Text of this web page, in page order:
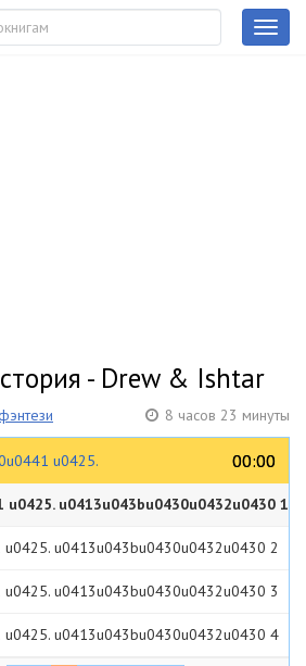
- Drew & Ishtar
8 часов 23 минуты
u0425.
1
00:00
00:00
u0425. u0413u043bu0430u0432u0430 1
27:35
u0413u043bu0430u0432u0430 2
44:02
u0413u043bu0430u0432u0430 3
28:47
u0413u043bu0430u0432u0430 4